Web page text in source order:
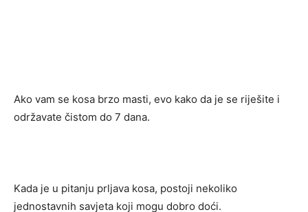
Ako vam se kosa brzo masti, evo kako da je se riješite i
održavate čistom do 7 dana.
Kada je u pitanju prljava kosa, postoji nekoliko
jednostavnih savjeta koji mogu dobro doći.